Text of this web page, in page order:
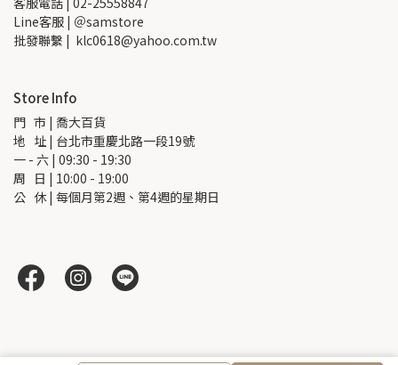
Line客服 | ＠samstore
批發聯繫 |  klc0618@yahoo.com.tw
Store Info
門   市 | 喬大百貨
地   址 | 台北市重慶北路一段19號
一 - 六 | 09:30 - 19:30
周   日 | 10:00 - 19:00
公   休 | 每個月第2週、第4週的星期日